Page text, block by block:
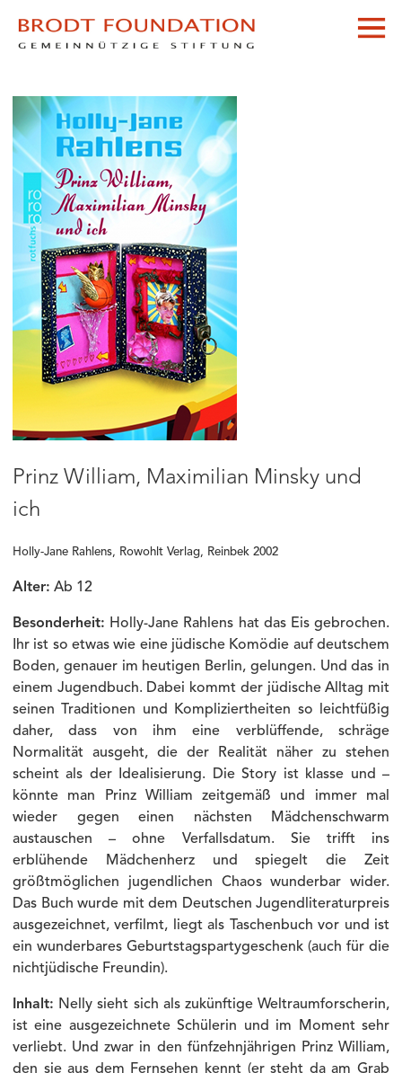
Prinz William, Maximilian Minsky und
ich
Holly-Jane Rahlens, Rowohlt Verlag, Reinbek 2002
Alter: Ab 12
Besonderheit: Holly-Jane Rahlens hat das Eis gebrochen.
Ihr ist so etwas wie eine jüdische Komödie auf deutschem
Boden, genauer im heutigen Berlin, gelungen. Und das in
einem Jugendbuch. Dabei kommt der jüdische Alltag mit
seinen Traditionen und Kompliziertheiten so leichtfüßig
daher, dass von ihm eine verblüffende, schräge
Normalität ausgeht, die der Realität näher zu stehen
scheint als der Idealisierung. Die Story ist klasse und –
könnte man Prinz William zeitgemäß und immer mal
wieder gegen einen nächsten Mädchenschwarm
austauschen – ohne Verfallsdatum. Sie trifft ins
erblühende Mädchenherz und spiegelt die Zeit
größtmöglichen jugendlichen Chaos wunderbar wider.
Das Buch wurde mit dem Deutschen Jugendliteraturpreis
ausgezeichnet, verfilmt, liegt als Taschenbuch vor und ist
ein wunderbares Geburtstagspartygeschenk (auch für die
nichtjüdische Freundin).
Inhalt: Nelly sieht sich als zukünftige Weltraumforscherin,
ist eine ausgezeichnete Schülerin und im Moment sehr
verliebt. Und zwar in den fünfzehnjährigen Prinz William,
den sie aus dem Fernsehen kennt (er steht da am Grab